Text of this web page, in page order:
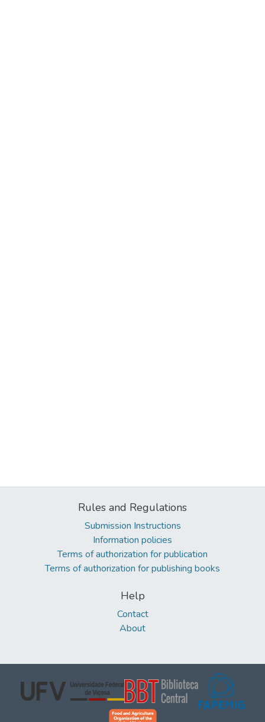
Rules and Regulations
Submission Instructions
Information policies
Terms of authorization for publication
Terms of authorization for publishing books
Help
Contact
About